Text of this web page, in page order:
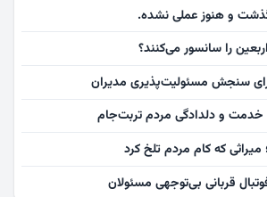
و هنوز عملی نشده.
را سانسور می‌کنند؟
سنجش مسئولیت‌پذیری مدیران
خدمت و دلدادگی مردم تربت‌جام
که کام مردم تلخ کرد
قربانی بی‌توجهی مسئولان